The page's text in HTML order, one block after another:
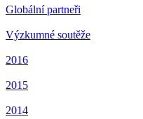
Globální partneři
Výzkumné soutěže
2016
2015
2014